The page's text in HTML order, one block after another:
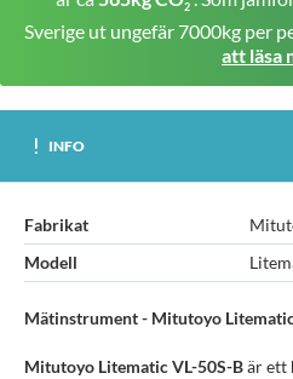
2
Sverige ut ungefär 7000kg per
att läsa
INFO
Fabrikat
Modell
Mätinstrument - Mitutoyo
Mitutoyo Litematic VL-50S-Bär ett